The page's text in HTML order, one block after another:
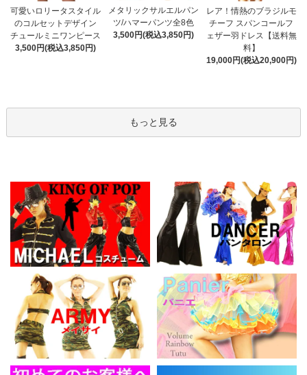
可愛いロリータスタイル
のコルセットデザイン
チュールミニワンピース
3,500円(税込3,850円)
メタリックサルエルパン
ツ/ハマーパンツ全8色
3,500円(税込3,850円)
レア！情熱のブラジルモ
チーフ スパンコールフ
ェザー羽ドレス【送料無
料】
19,000円(税込20,900円)
もっと見る